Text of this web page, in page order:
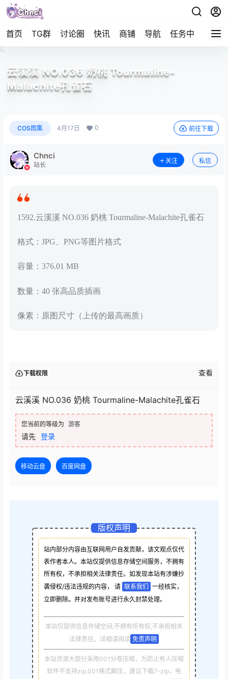
首页 TG群 讨论圈 快讯 商铺 导航 任务中心 帮助
云溪溪 NO.036 奶桃 Tourmaline-
Malachite孔雀石
COS图集 4月17日 0 前往下载
Chnci
站长
关注 私信
1592.云溪溪 NO.036 奶桃 Tourmaline-Malachite孔雀石
格式：JPG、PNG等图片格式
容量：376.01 MB
数量：40 张高品质插画
像素：原图尺寸（上传的最高画质）
下载权限 查看
云溪溪 NO.036 奶桃 Tourmaline-Malachite孔雀石
您当前的等级为 游客
请先 登录
移动云盘 百度网盘
版权声明
站内部分内容由互联网用户自发贡献，该文观点仅代
表作者本人。本站仅提供信息存储空间服务，不拥有
所有权，不承担相关法律责任。如发现本站有涉嫌抄
袭侵权/违法违规的内容， 请 联系我们
一经核实，
立即删除。并对发布账号进行永久封禁处理。
本站仅提供信息存储空间,不拥有所有权,不承担相关
法律责任。详细请阅读 免责声明
本站资源大部分采用001分卷压缩，为防止有人压缩
软件不支持zip.001格式解压，建议下载7-zip，电